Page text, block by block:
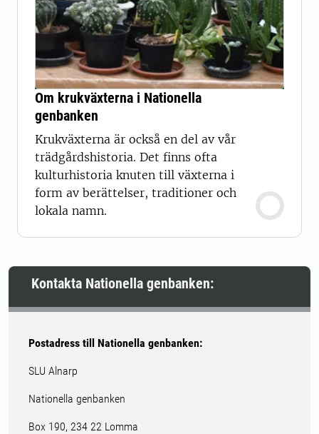
Om krukväxterna i Nationella
genbanken
Krukväxterna är också en del av vår
trädgårdshistoria. Det finns ofta
kulturhistoria knuten till växterna i
form av berättelser, traditioner och
lokala namn.
Kontakta Nationella genbanken:
Postadress till Nationella genbanken:
SLU Alnarp
Nationella genbanken
Box 190, 234 22 Lomma